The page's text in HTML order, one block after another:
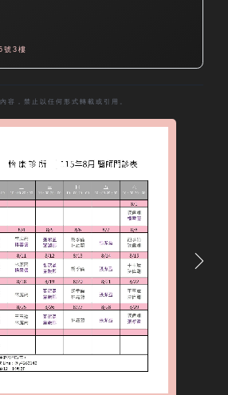
號3樓
容，禁止以任何形式轉載或引用。